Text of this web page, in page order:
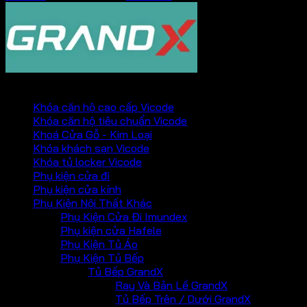
Khóa căn hộ cao cấp Vicode
Khóa căn hộ tiêu chuẩn Vicode
Khoá Cửa Gỗ - Kim Loại
Khóa khách sạn Vicode
Khóa tủ locker Vicode
Phụ kiện cửa đi
Phụ kiện cửa kính
Phụ Kiện Nội Thất Khác
Phụ Kiện Cửa Đi Imundex
Phụ kiện cửa Hafele
Phụ Kiện Tủ Áo
Phụ Kiện Tủ Bếp
Tủ Bếp GrandX
Ray Và Bản Lề GrandX
Tủ Bếp Trên / Dưới GrandX